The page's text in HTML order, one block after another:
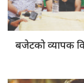
बजेटको व्यापक